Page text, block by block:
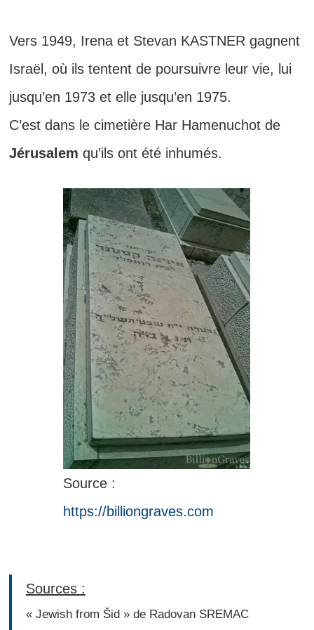
Vers 1949, Irena et Stevan KASTNER gagnent
Israël, où ils tentent de poursuivre leur vie, lui
jusqu’en 1973 et elle jusqu’en 1975.
C’est dans le cimetière Har Hamenuchot de
Jérusalem qu’ils ont été inhumés.
Source :
https://billiongraves.com
Sources :
« Jewish from Šid » de Radovan SREMAC